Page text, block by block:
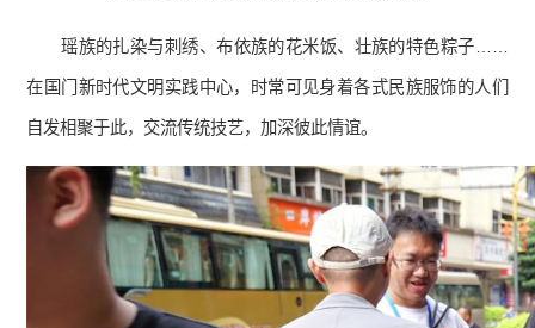
瑶族的扎染与刺绣、布依族的花米饭、壮族的特色粽子……
在国门新时代文明实践中心，时常可见身着各式民族服饰的人们
自发相聚于此，交流传统技艺，加深彼此情谊。